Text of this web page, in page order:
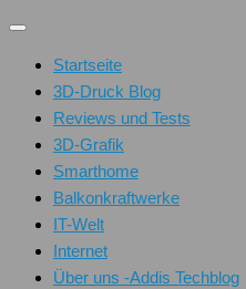
Unter
Inhalt
Startseite
3D-Druck Blog
Reviews und Tests
3D-Grafik
Smarthome
Balkonkraftwerke
IT-Welt
Internet
Über uns -Addis Techblog